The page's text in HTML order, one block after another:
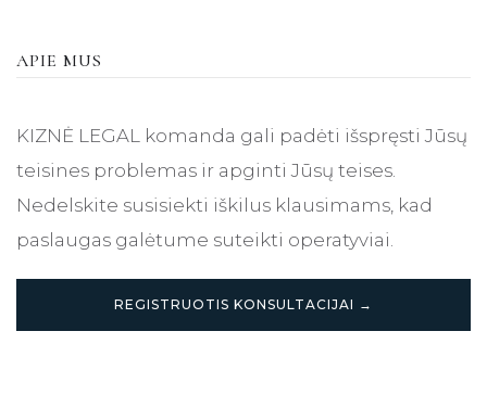
APIE MUS
KIZNĖ LEGAL komanda gali padėti išspręsti Jūsų
teisines problemas ir apginti Jūsų teises.
Nedelskite susisiekti iškilus klausimams, kad
paslaugas galėtume suteikti operatyviai.
REGISTRUOTIS KONSULTACIJAI →